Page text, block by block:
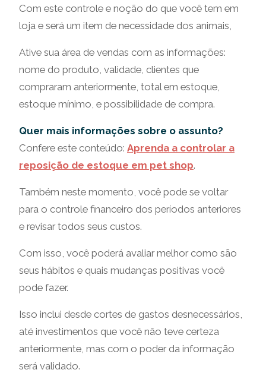
Com este controle e noção do que você tem em
loja e será um item de necessidade dos animais,
Ative sua área de vendas com as informações:
nome do produto, validade, clientes que
compraram anteriormente, total em estoque,
estoque mínimo, e possibilidade de compra.
Quer mais informações sobre o assunto?
Confere este conteúdo: Aprenda a controlar a
reposição de estoque em pet shop.
Também neste momento, você pode se voltar
para o controle financeiro dos períodos anteriores
e revisar todos seus custos.
Com isso, você poderá avaliar melhor como são
seus hábitos e quais mudanças positivas você
pode fazer.
Isso inclui desde cortes de gastos desnecessários,
até investimentos que você não teve certeza
anteriormente, mas com o poder da informação
será validado.